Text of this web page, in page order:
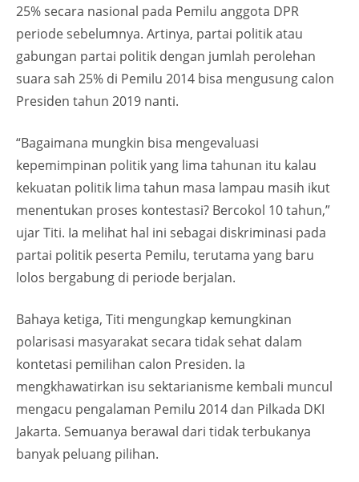
25% secara nasional pada Pemilu anggota DPR
periode sebelumnya. Artinya, partai politik atau
gabungan partai politik dengan jumlah perolehan
suara sah 25% di Pemilu 2014 bisa mengusung calon
Presiden tahun 2019 nanti.
“Bagaimana mungkin bisa mengevaluasi
kepemimpinan politik yang lima tahunan itu kalau
kekuatan politik lima tahun masa lampau masih ikut
menentukan proses kontestasi? Bercokol 10 tahun,”
ujar Titi. Ia melihat hal ini sebagai diskriminasi pada
partai politik peserta Pemilu, terutama yang baru
lolos bergabung di periode berjalan.
Bahaya ketiga, Titi mengungkap kemungkinan
polarisasi masyarakat secara tidak sehat dalam
kontetasi pemilihan calon Presiden. Ia
mengkhawatirkan isu sektarianisme kembali muncul
mengacu pengalaman Pemilu 2014 dan Pilkada DKI
Jakarta. Semuanya berawal dari tidak terbukanya
banyak peluang pilihan.